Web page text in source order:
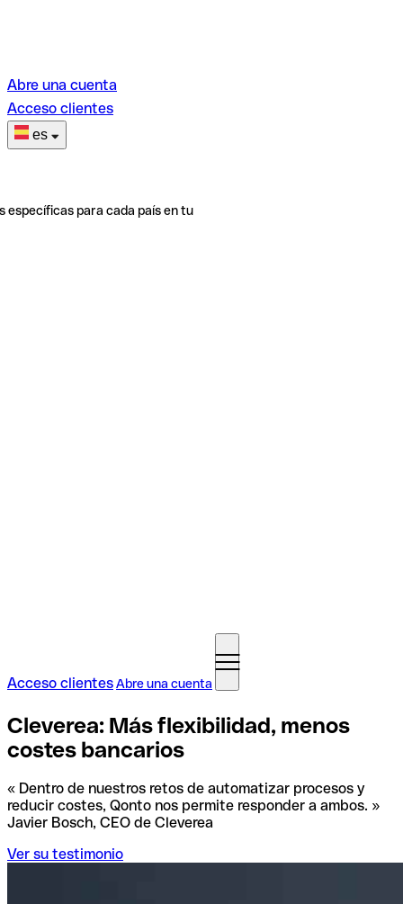
Abre una cuenta
Acceso clientes
es
específicas para cada país en tu
Acceso clientesAbre una cuenta
Cleverea: Más flexibilidad, menos
costes bancarios
« Dentro de nuestros retos de automatizar procesos y
reducir costes, Qonto nos permite responder a ambos. »
Javier Bosch, CEO de Cleverea
Ver su testimonio